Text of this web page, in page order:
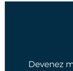
Devenez